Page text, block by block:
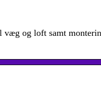
væg og loft samt